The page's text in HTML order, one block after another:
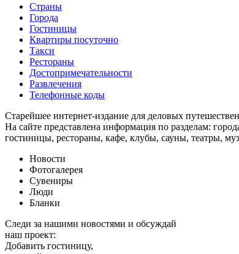
Страны
Города
Гостиницы
Квартиры посуточно
Такси
Рестораны
Достопримечательности
Развлечения
Телефонные коды
Старейшее интернет-издание для деловых
На сайте представлена информация по разделам:
гостиницы, рестораны, кафе, клубы, сауны, театры,
Новости
Фотогалерея
Сувениры
Люди
Бланки
Следи за нашими новостями и обсуждай
наш проект:
Добавить гостиницу,